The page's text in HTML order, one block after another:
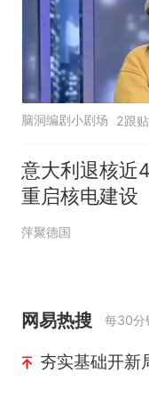
脑洞编剧小剧场 2跟贴
意大利退核近
重启核电建设
萍聚德国
网易热搜 每30分
夯实基础开新